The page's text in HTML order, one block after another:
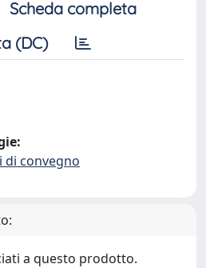
Scheda completa
(DC)
di convegno
a questo prodotto.